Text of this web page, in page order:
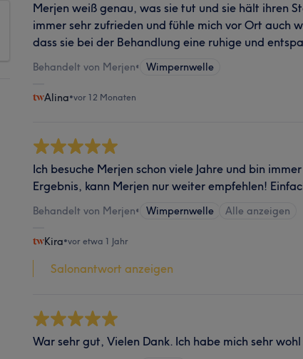
Merjen weiß genau, was sie tut und sie hält ihren
immer sehr zufrieden und fühle mich vor Ort auch
dass sie bei der Behandlung eine ruhige und
Behandelt von Merjen• Wimpernwelle
Alina•vor 12 Monaten
Ich besuche Merjen schon viele Jahre und bin
Ergebnis, kann Merjen nur weiter empfehlen!
Behandelt von Merjen• Wimpernwelle Alle anzeigen
Kira•vor etwa 1 Jahr
Salonantwort anzeigen
War sehr gut, Vielen Dank. Ich habe mich sehr